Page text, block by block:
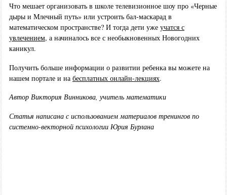
Что мешает организовать в школе телевизионное шоу про «Черные
дыры и Млечный путь» или устроить бал-маскарад в
математическом пространстве? И тогда дети уже учатся с
увлечением, а начиналось все с необыкновенных Новогодних
каникул.
Получить больше информации о развитии ребенка вы можете на
нашем портале и на бесплатных онлайн-лекциях.
Автор Виктория Винникова, учитель математики
Статья написана с использованием материалов тренингов по
системно-векторной психологии Юрия Бурлана